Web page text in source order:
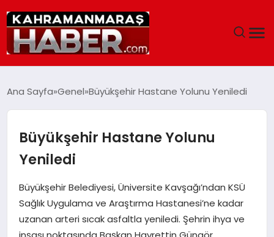
SIYASET
EĞITIM
SAĞLIK
Ana Sayfa Genel Büyükşehir Hastane Yolunu Yeniledi
Büyükşehir Hastane Yolunu
Yeniledi
Büyükşehir Belediyesi, Üniversite Kavşağı’ndan KSÜ
Sağlık Uygulama ve Araştırma Hastanesi’ne kadar
uzanan arteri sıcak asfaltla yeniledi. Şehrin ihya ve